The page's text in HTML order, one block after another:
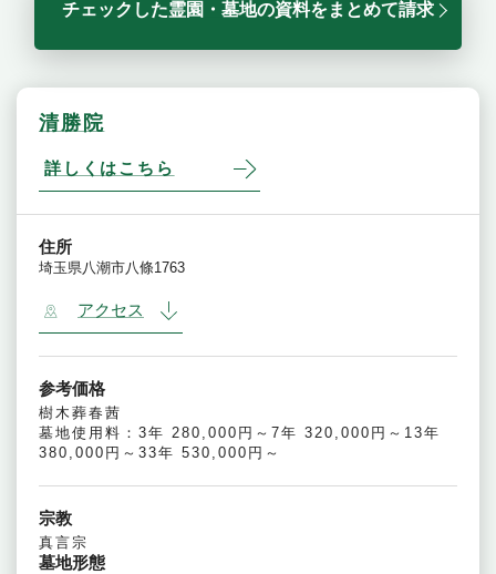
チェックした霊園・墓地の資料をまとめて請求
清勝院
詳しくはこちら
住所
埼玉県八潮市八條1763
アクセス
参考価格
樹木葬春茜
墓地使用料：3年 280,000円～7年 320,000円～13年
380,000円～33年 530,000円～
宗教
真言宗
墓地形態